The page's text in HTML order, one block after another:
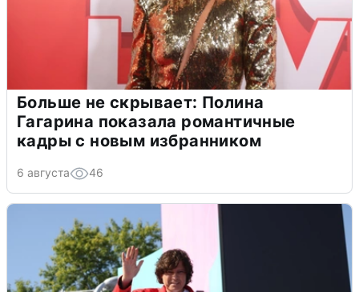
Больше не скрывает: Полина
Гагарина показала романтичные
кадры с новым избранником
6 августа 46